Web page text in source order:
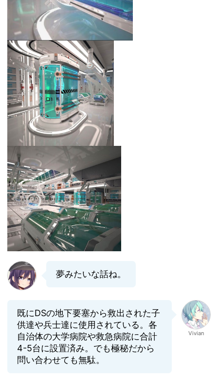
夢みたいな話ね。
既にDSの地下要塞から救出された子
供達や兵士達に使用されている。各
自治体の大学病院や救急病院に合計
4-5台に設置済み。でも極秘だから
問い合わせても無駄。
Vivian